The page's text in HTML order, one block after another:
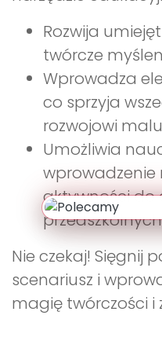
Rozwija
twórcze
Wprowadza
co sprzyja
rozwojowi
Umożliwia
wprowadzenie
aktywności do
Nie czekaj! Sięgnij
scenariusz i
magię twórczości i